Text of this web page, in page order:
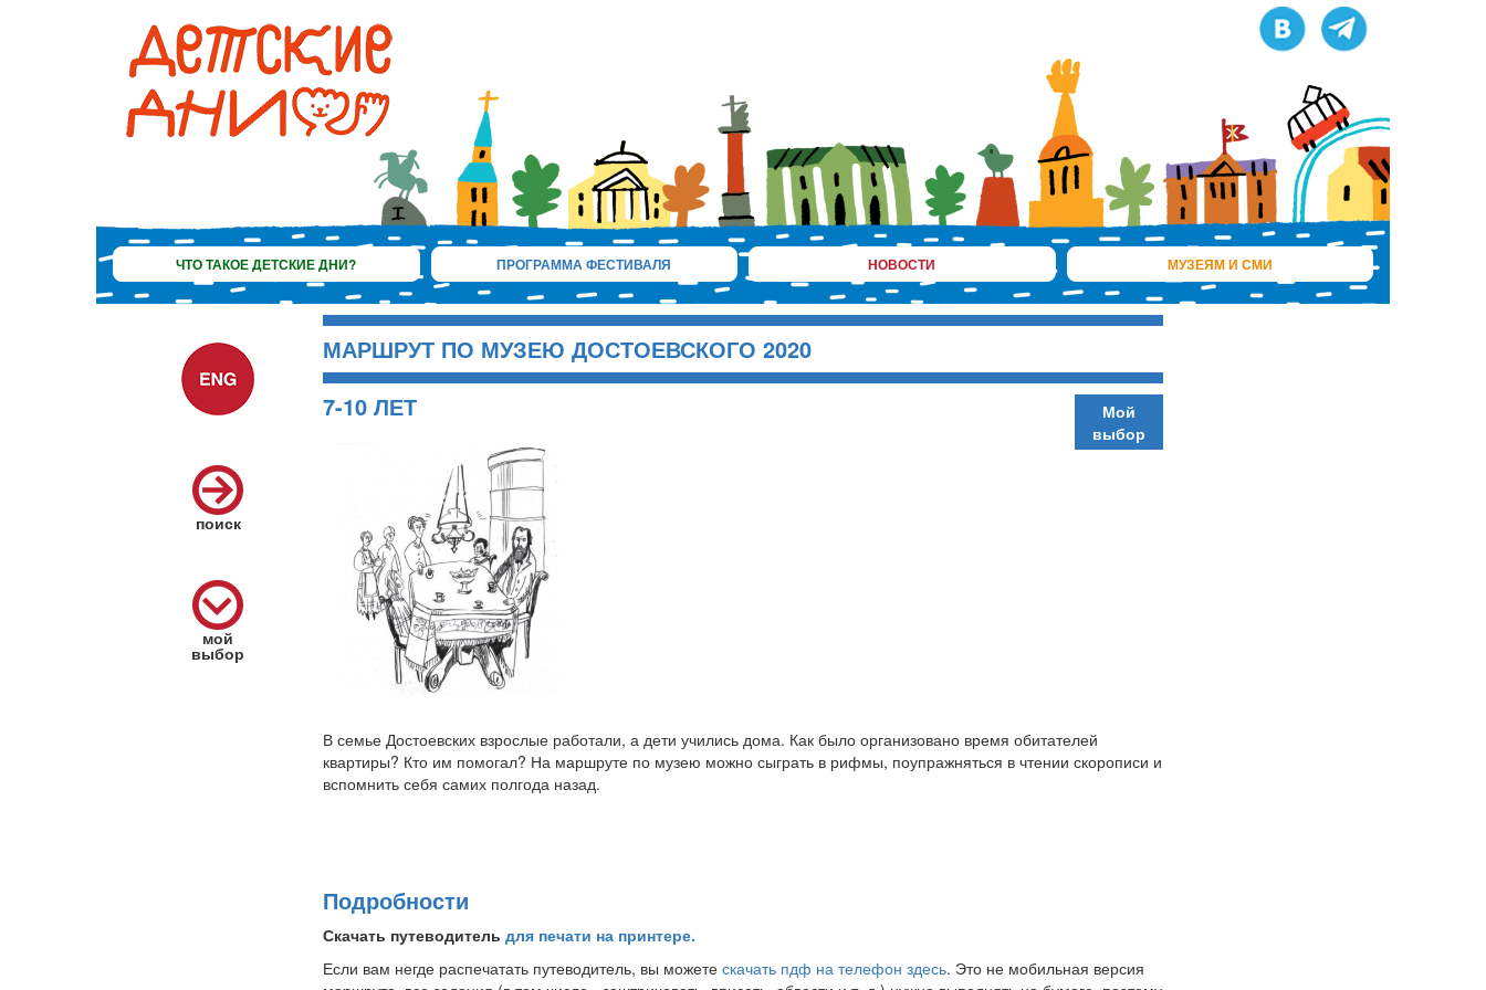
ЧТО ТАКОЕ ДЕТСКИЕ ДНИ? ПРОГРАММА ФЕСТИВАЛЯ НОВОСТИ МУЗЕЯМ И СМИ
поиск
мой
выбор
МАРШРУТ ПО МУЗЕЮ ДОСТОЕВСКОГО 2020
Мой
выбор
7-10 ЛЕТ
В семье Достоевских взрослые работали, а дети учились дома. Как было организовано время обитателей
квартиры? Кто им помогал? На маршруте по музею можно сыграть в рифмы, поупражняться в чтении скорописи и
вспомнить себя самих полгода назад.
Подробности
Скачать путеводитель для печати на принтере.
Если вам негде распечатать путеводитель, вы можете скачать пдф на телефон здесь. Это не мобильная версия